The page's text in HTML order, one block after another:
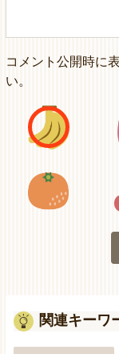
コメント公開時に
い。
アイ
アイ
関連キーワ